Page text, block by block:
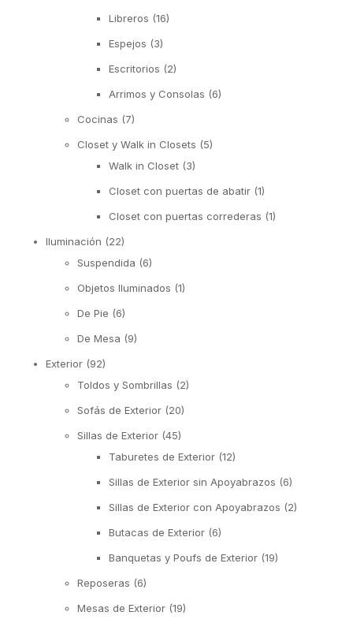
Libreros (16)
Espejos (3)
Escritorios (2)
Arrimos y Consolas (6)
Cocinas (7)
Closet y Walk in Closets (5)
Walk in Closet (3)
Closet con puertas de abatir (1)
Closet con puertas correderas (1)
Iluminación (22)
Suspendida (6)
Objetos Iluminados (1)
De Pie (6)
De Mesa (9)
Exterior (92)
Toldos y Sombrillas (2)
Sofás de Exterior (20)
Sillas de Exterior (45)
Taburetes de Exterior (12)
Sillas de Exterior sin Apoyabrazos (6)
Sillas de Exterior con Apoyabrazos (2)
Butacas de Exterior (6)
Banquetas y Poufs de Exterior (19)
Reposeras (6)
Mesas de Exterior (19)